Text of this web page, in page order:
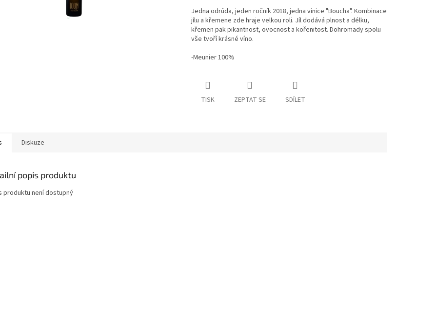
Jedna odrůda, jeden ročník 2018, jedna vinice "Boucha". Kombinace
jílu a křemene zde hraje velkou roli. Jíl dodává plnost a délku,
křemen pak pikantnost, ovocnost a kořenitost. Dohromady spolu
vše tvoří krásné víno.
-Meunier 100%
TISK ZEPTAT SE SDÍLET
Diskuze
popis produktu
produktu není dostupný